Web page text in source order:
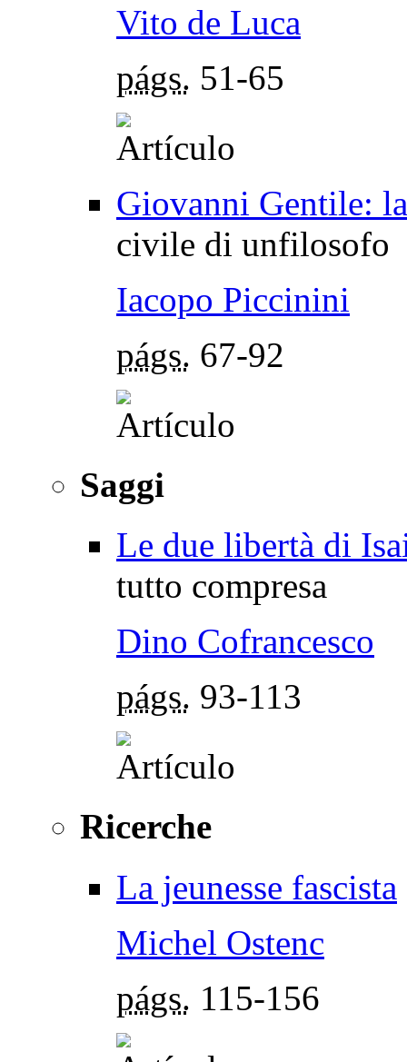
Vito de Luca
págs. 51-65
Giovanni Gentile:
civile di unfilosofo
Iacopo Piccinini
págs. 67-92
Saggi
Le due libertà di
tutto compresa
Dino Cofrancesco
págs. 93-113
Ricerche
La jeunesse fascista
Michel Ostenc
págs. 115-156